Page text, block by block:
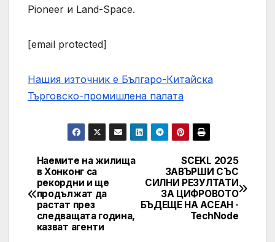
Pioneer и Land-Space.
[email protected]
Нашия източник е Българо-Китайска
Търговско-промишлена палaта
Post
navigation
SCEKL 2025
ЗАВЪРШИ СЪС
СИЛНИ РЕЗУЛТАТИ
ЗА ЦИФРОВОТО
БЪДЕЩЕ НА АСЕАН ·
TechNode
Наемите на жилища
в Хонконг са
рекордни и ще
продължат да
растат през
следващата година,
казват агенти